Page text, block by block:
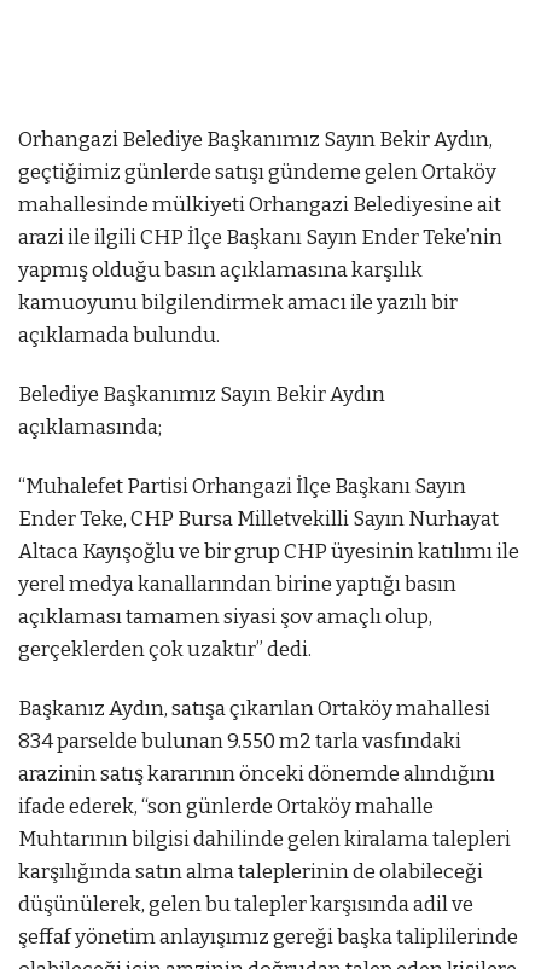
Orhangazi Belediye Başkanımız Sayın Bekir Aydın,
geçtiğimiz günlerde satışı gündeme gelen Ortaköy
mahallesinde mülkiyeti Orhangazi Belediyesine ait
arazi ile ilgili CHP İlçe Başkanı Sayın Ender Teke’nin
yapmış olduğu basın açıklamasına karşılık
kamuoyunu bilgilendirmek amacı ile yazılı bir
açıklamada bulundu.
Belediye Başkanımız Sayın Bekir Aydın
açıklamasında;
az
“Muhalefet Partisi Orhangazi İlçe Başkanı Sayın
Ender Teke, CHP Bursa Milletvekilli Sayın Nurhayat
Altaca Kayışoğlu ve bir grup CHP üyesinin katılımı ile
yerel medya kanallarından birine yaptığı basın
açıklaması tamamen siyasi şov amaçlı olup,
gerçeklerden çok uzaktır” dedi.
Başkanız Aydın, satışa çıkarılan Ortaköy mahallesi
834 parselde bulunan 9.550 m2 tarla vasfındaki
arazinin satış kararının önceki dönemde alındığını
ifade ederek, “son günlerde Ortaköy mahalle
Muhtarının bilgisi dahilinde gelen kiralama talepleri
karşılığında satın alma taleplerinin de olabileceği
düşünülerek, gelen bu talepler karşısında adil ve
şeffaf yönetim anlayışımız gereği başka taliplilerinde